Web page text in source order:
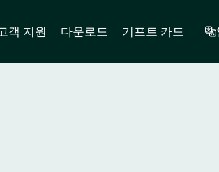
객 지원 다운로드 기프트 카드